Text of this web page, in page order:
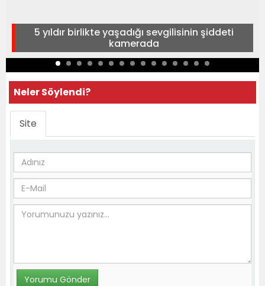
5 yıldır birlikte yaşadığı sevgilisinin şiddeti
kamerada
Neler Söylendi?
Site